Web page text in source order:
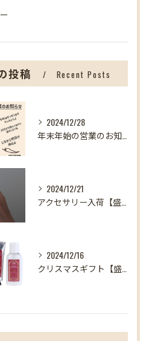
投稿 Recent Posts
2024/12/28
2024/12/21
2024/12/16